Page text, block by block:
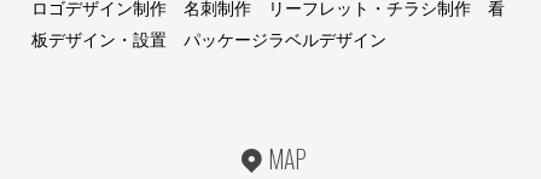
ロゴデザイン制作 名刺制作 リーフレット・チラシ制作 看
板デザイン・設置 パッケージラベルデザイン
MAP